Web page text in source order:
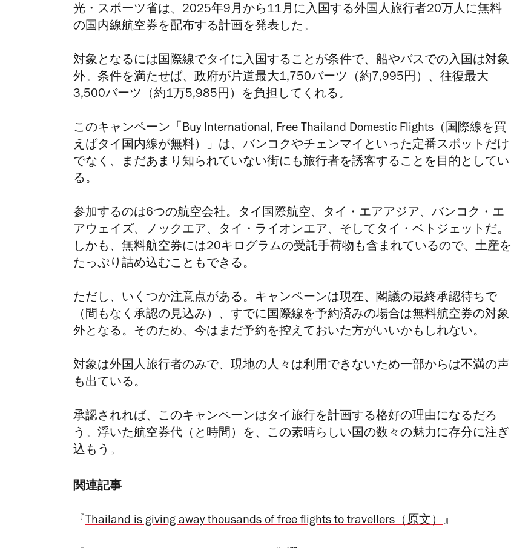
光・スポーツ省は、2025年9月から11月に入国する外国人旅行者20万人に無料
の国内線航空券を配布する計画を発表した。
対象となるには国際線でタイに入国することが条件で、船やバスでの入国は対象
外。条件を満たせば、政府が片道最大1,750バーツ（約7,995円）、往復最大
3,500バーツ（約1万5,985円）を負担してくれる。
このキャンペーン「Buy International, Free Thailand Domestic Flights（国際線を買
えばタイ国内線が無料）」は、バンコクやチェンマイといった定番スポットだけ
でなく、まだあまり知られていない街にも旅行者を誘客することを目的としてい
る。
参加するのは6つの航空会社。タイ国際航空、タイ・エアアジア、バンコク・エ
アウェイズ、ノックエア、タイ・ライオンエア、そしてタイ・ベトジェットだ。
しかも、無料航空券には20キログラムの受託手荷物も含まれているので、土産を
たっぷり詰め込むこともできる。
ただし、いくつか注意点がある。キャンペーンは現在、閣議の最終承認待ちで
（ 間もなく承認の見込み ）、すでに国際線を予約済みの場合は無料航空券の対象
外となる。 そのため、今はまだ予約を控えておいた方がいいかもしれない。
対象は外国人旅行者のみで、現地の人々は利用できないため一部からは不満の声
も出ている。
承認されれば、このキャンペーンはタイ旅行を計画する格好の理由になるだろ
う。浮いた航空券代（と時間）を、この素晴らしい国の数々の魅力に存分に注ぎ
込もう。
関連記事
『 Thailand is giving away thousands of free flights to travellers（原文）』